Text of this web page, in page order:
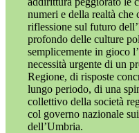
numeri e della realtà che
riflessione sul futuro
profondo delle culture
semplicemente in gioco
necessità urgente di un
Regione, di risposte
lungo periodo, di una
collettivo della società
col governo nazionale
dell’Umbria.